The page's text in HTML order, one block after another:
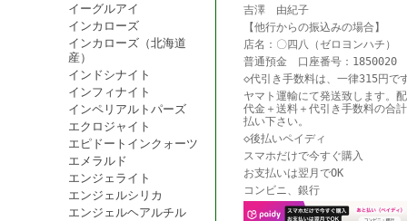
イーグルアイ
インカローズ
インカローズ（北海道
産）
インドシナイト
インフィナイト
インペリアルトパーズ
エクロジャイト
エピドートインクォーツ
エメラルド
エンジェライト
エンジェルシリカ
エンジェルヘアルチル
吉澤 由紀子
【他行からの振込みの場合】
店名：〇四八（ゼロヨンハチ）
普通預金 口座番号：1850020
◇代引き手数料は、一律315円で
ヤマト運輸にて発送致します。
代金＋送料＋代引き手数料の合
払い下さい。
◇後払いペイディ
スマホだけで今すぐ購入
お支払いは翌月でOK
コンビニ、銀行